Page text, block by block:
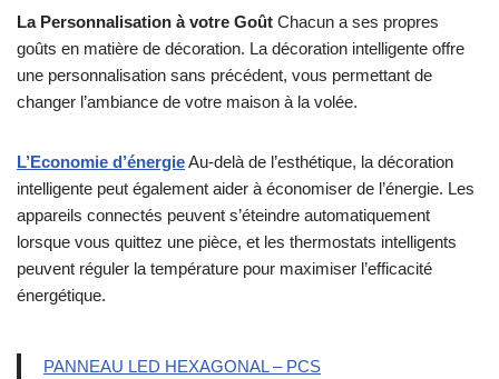
La Personnalisation à votre Goût Chacun a ses propres
goûts en matière de décoration. La décoration intelligente offre
une personnalisation sans précédent, vous permettant de
changer l’ambiance de votre maison à la volée.
L’Economie d’énergieAu-delà de l’esthétique, la décoration
intelligente peut également aider à économiser de l’énergie. Les
appareils connectés peuvent s’éteindre automatiquement
lorsque vous quittez une pièce, et les thermostats intelligents
peuvent réguler la température pour maximiser l’efficacité
énergétique.
PANNEAU LED HEXAGONAL – PCS